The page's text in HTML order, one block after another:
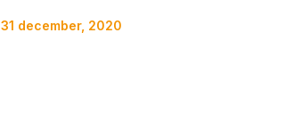
31 december, 2020